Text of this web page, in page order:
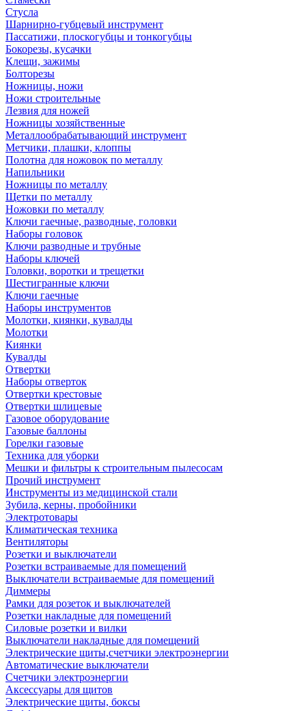
Стусла
Шарнирно-губцевый инструмент
Пассатижи, плоскогубцы и тонкогубцы
Бокорезы, кусачки
Клещи, зажимы
Болторезы
Ножницы, ножи
Ножи строительные
Лезвия для ножей
Ножницы хозяйственные
Металлообрабатывающий инструмент
Метчики, плашки, клоппы
Полотна для ножовок по металлу
Напильники
Ножницы по металлу
Щетки по металлу
Ножовки по металлу
Ключи гаечные, разводные, головки
Наборы головок
Ключи разводные и трубные
Наборы ключей
Головки, воротки и трещетки
Шестигранные ключи
Ключи гаечные
Наборы инструментов
Молотки, киянки, кувалды
Молотки
Киянки
Кувалды
Отвертки
Наборы отверток
Отвертки крестовые
Отвертки шлицевые
Газовое оборудование
Газовые баллоны
Горелки газовые
Техника для уборки
Мешки и фильтры к строительным пылесосам
Прочий инструмент
Инструменты из медицинской стали
Зубила, керны, пробойники
Электротовары
Климатическая техника
Вентиляторы
Розетки и выключатели
Розетки встраиваемые для помещений
Выключатели встраиваемые для помещений
Диммеры
Рамки для розеток и выключателей
Розетки накладные для помещений
Силовые розетки и вилки
Выключатели накладные для помещений
Электрические щиты,счетчики электроэнергии
Автоматические выключатели
Счетчики электроэнергии
Аксессуары для щитов
Электрические щиты, боксы